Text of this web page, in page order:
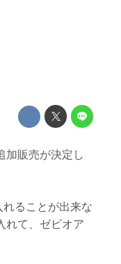
加販売が決定し
ることが出来な
れて、ゼビオア